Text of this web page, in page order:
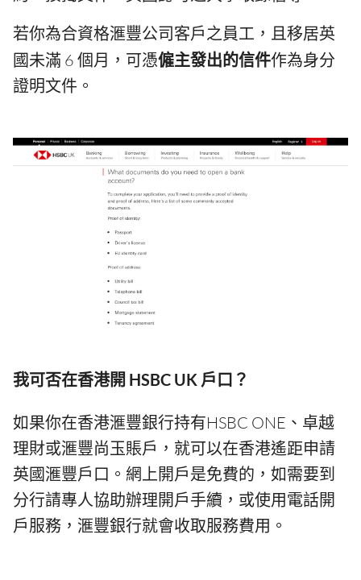
若你為合資格滙豐公司客戶之員工，且移居英
國未滿 6 個月，可憑僱主發出的信件作為身分
證明文件。
我可否在香港開 HSBC UK 戶口？
如果你在香港滙豐銀行持有HSBC ONE、卓越
理財或滙豐尚玉賬戶，就可以在香港遙距申請
英國滙豐戶口。網上開戶是免費的，如需要到
分行請專人協助辦理開戶手續，或使用電話開
戶服務，滙豐銀行就會收取服務費用。